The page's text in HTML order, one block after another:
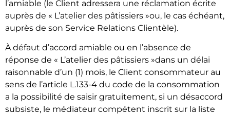
l’amiable (le Client adressera une réclamation écrite
auprès de « L’atelier des pâtissiers »ou, le cas échéant,
auprès de son Service Relations Clientèle).
À défaut d’accord amiable ou en l’absence de
réponse de « L’atelier des pâtissiers »dans un délai
raisonnable d’un (1) mois, le Client consommateur au
sens de l’article L.133-4 du code de la consommation
a la possibilité de saisir gratuitement, si un désaccord
subsiste, le médiateur compétent inscrit sur la liste